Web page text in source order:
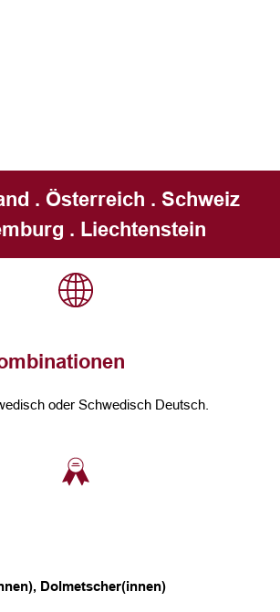
. Österreich . Schweiz
. Liechtenstein
oder Schwedisch Deutsch.
Dolmetscher(innen)